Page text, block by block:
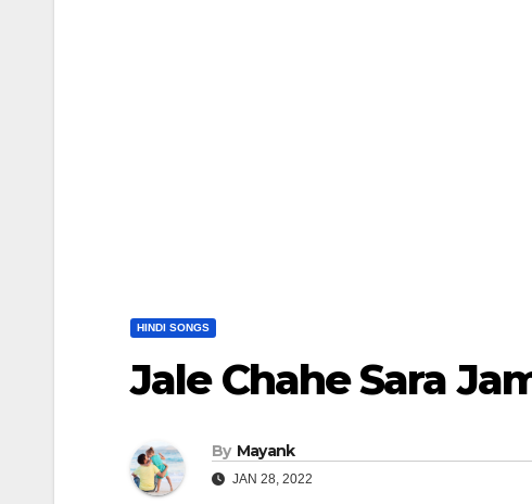
HINDI SONGS
Jale Chahe Sara
By Mayank
JAN 28, 2022